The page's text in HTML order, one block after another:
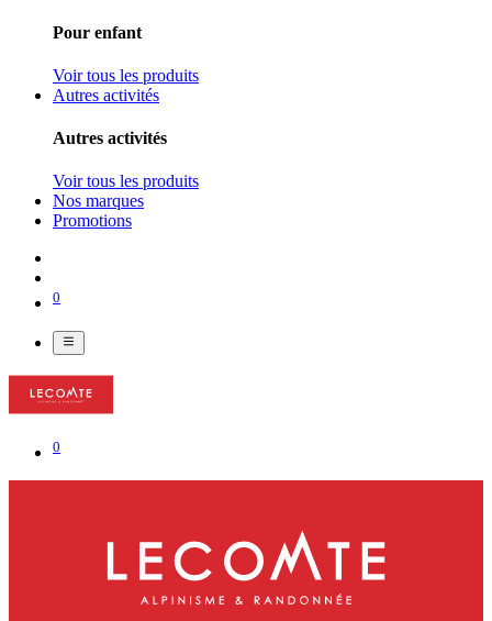
Pour enfant
Voir tous les produits
Autres activités
Autres activités
Voir tous les produits
Nos marques
Promotions
0
0